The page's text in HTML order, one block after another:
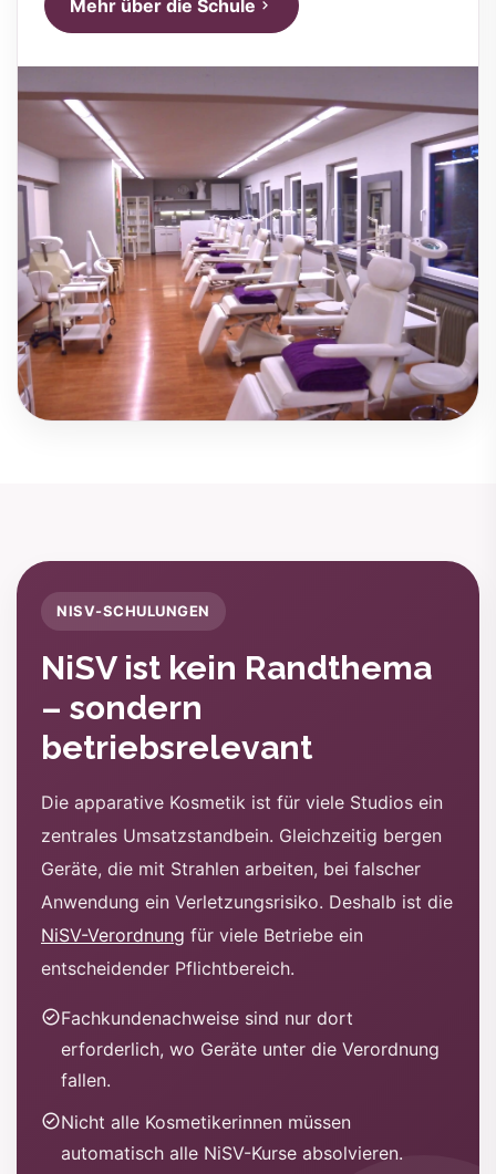
Mehr über die Schule
NISV-SCHULUNGEN
NiSV ist kein Randthema
– sondern
betriebsrelevant
Die apparative Kosmetik ist für viele Studios ein
zentrales Umsatzstandbein. Gleichzeitig bergen
Geräte, die mit Strahlen arbeiten, bei falscher
Anwendung ein Verletzungsrisiko. Deshalb ist die
NiSV-Verordnung für viele Betriebe ein
entscheidender Pflichtbereich.
Fachkundenachweise sind nur dort
erforderlich, wo Geräte unter die Verordnung
fallen.
Nicht alle Kosmetikerinnen müssen
automatisch alle NiSV-Kurse absolvieren.